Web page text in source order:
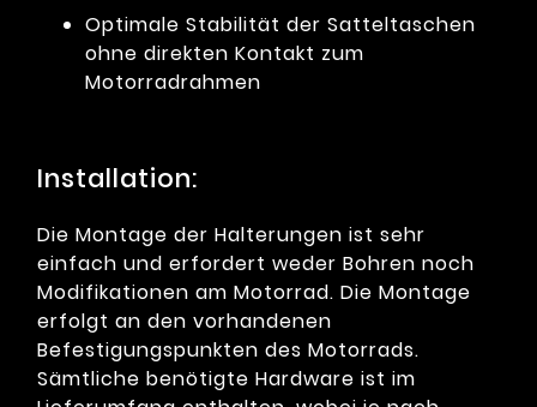
Optimale Stabilität der Satteltaschen
ohne direkten Kontakt zum
Motorradrahmen
Installation:
Die Montage der Halterungen ist sehr
einfach und erfordert weder Bohren noch
Modifikationen am Motorrad. Die Montage
erfolgt an den vorhandenen
Befestigungspunkten des Motorrads.
Sämtliche benötigte Hardware ist im